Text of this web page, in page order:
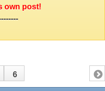
own post!
6